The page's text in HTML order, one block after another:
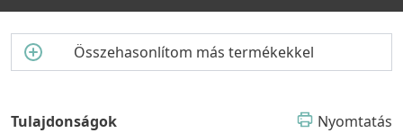
Összehasonlítom más termékekkel
Tulajdonságok Nyomtatás